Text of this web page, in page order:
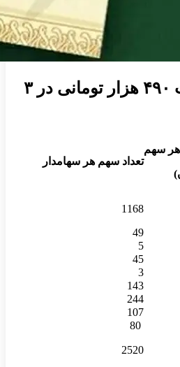
ارزش سهام عدالت ۴۹۰ هزار تومانی در ۳
هر سهم
تعداد سهم هر سهامدار
1168
49
5
45
3
143
244
107
2520